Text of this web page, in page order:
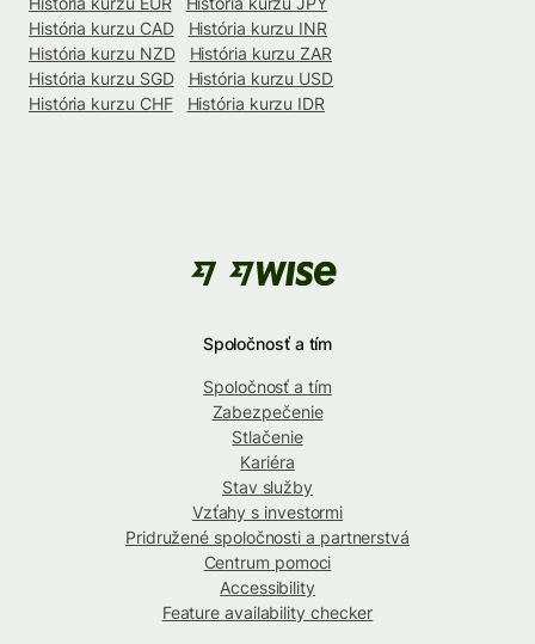
História kurzu CAD
História kurzu INR
História kurzu NZD
História kurzu ZAR
História kurzu SGD
História kurzu USD
História kurzu CHF
História kurzu IDR
Spoločnosť a tím
Spoločnosť a tím
Zabezpečenie
Stlačenie
Kariéra
Stav služby
Vzťahy s investormi
Pridružené spoločnosti a partnerstvá
Centrum pomoci
Accessibility
Feature availability checker